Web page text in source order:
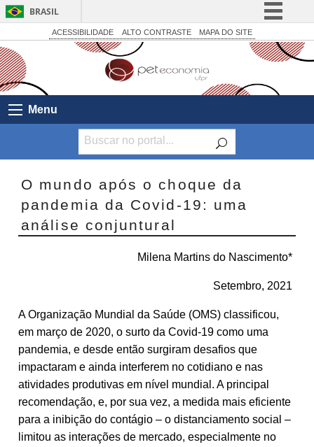
BRASIL
Simplifique!
Participe
Legislação
Canais
ACESSIBILIDADE ALTO CONTRASTE MAPA DO SITE
Menu
O mundo após o choque da
pandemia da Covid-19: uma
análise conjuntural
Milena Martins do Nascimento*
Setembro, 2021
A Organização Mundial da Saúde (OMS) classificou,
em março de 2020, o surto da Covid-19 como uma
pandemia, e desde então surgiram desafios que
impactaram e ainda interferem no cotidiano e nas
atividades produtivas em nível mundial. A principal
recomendação, e, por sua vez, a medida mais eficiente
para a inibição do contágio – o distanciamento social –
limitou as interações de mercado, especialmente no